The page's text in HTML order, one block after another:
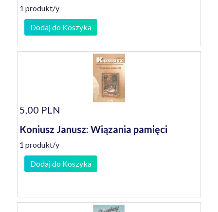
1 produkt/y
Dodaj do Koszyka
5,00 PLN
Koniusz Janusz: Wiązania pamięci
1 produkt/y
Dodaj do Koszyka